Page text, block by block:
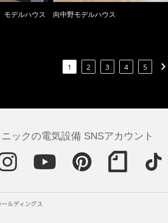
デルハウス 向中野モデルハウス
1 2 3 4 5
ックの電気設備 SNSアカウント
ルディングス